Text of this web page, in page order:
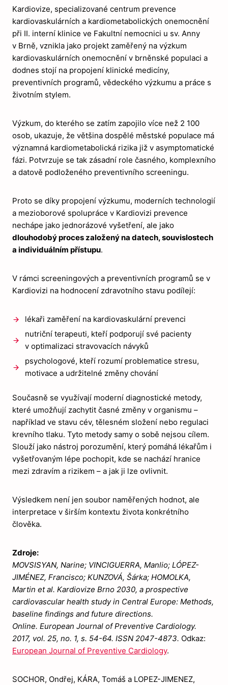
Kardiovize, specializované centrum prevence
kardiovaskulárních a kardiometabolických onemocnění
při II. interní klinice ve Fakultní nemocnici u sv. Anny
v Brně, vznikla jako projekt zaměřený na výzkum
kardiovaskulárních onemocnění v brněnské populaci a
dodnes stojí na propojení klinické medicíny,
preventivních programů, vědeckého výzkumu a práce s
životním stylem.
Výzkum, do kterého se zatím zapojilo více než 2 100
osob, ukazuje, že většina dospělé městské populace má
významná kardiometabolická rizika již v asymptomatické
fázi. Potvrzuje se tak zásadní role časného, komplexního
a datově podloženého preventivního screeningu.
Proto se díky propojení výzkumu, moderních technologií
a mezioborové spolupráce v Kardiovizi prevence
nechápe jako jednorázové vyšetření, ale jako
dlouhodobý proces založený na datech, souvislostech
a individuálním přístupu.
V rámci screeningových a preventivních programů se v
Kardiovizi na hodnocení zdravotního stavu podílejí:
lékaři zaměření na kardiovaskulární prevenci
nutriční terapeuti, kteří podporují své pacienty
v optimalizaci stravovacích návyků
psychologové, kteří rozumí problematice stresu,
motivace a udržitelné změny chování
Současně se využívají moderní diagnostické metody,
které umožňují zachytit časné změny v organismu –
například ve stavu cév, tělesném složení nebo regulaci
krevního tlaku. Tyto metody samy o sobě nejsou cílem.
Slouží jako nástroj porozumění, který pomáhá lékařům i
vyšetřovaným lépe pochopit, kde se nachází hranice
mezi zdravím a rizikem – a jak ji lze ovlivnit.
Výsledkem není jen soubor naměřených hodnot, ale
interpretace v širším kontextu života konkrétního
člověka.
Zdroje:
MOVSISYAN, Narine; VINCIGUERRA, Manlio; LÓPEZ-
JIMÉNEZ, Francisco; KUNZOVÁ, Šárka; HOMOLKA,
Martin et al. Kardiovize Brno 2030, a prospective
cardiovascular health study in Central Europe: Methods,
baseline findings and future directions.
Online. European Journal of Preventive Cardiology.
2017, vol. 25, no. 1, s. 54-64. ISSN 2047-4873. Odkaz:
European Journal of Preventive Cardiology.
SOCHOR, Ondřej, KÁRA, Tomáš a LOPEZ-JIMENEZ,